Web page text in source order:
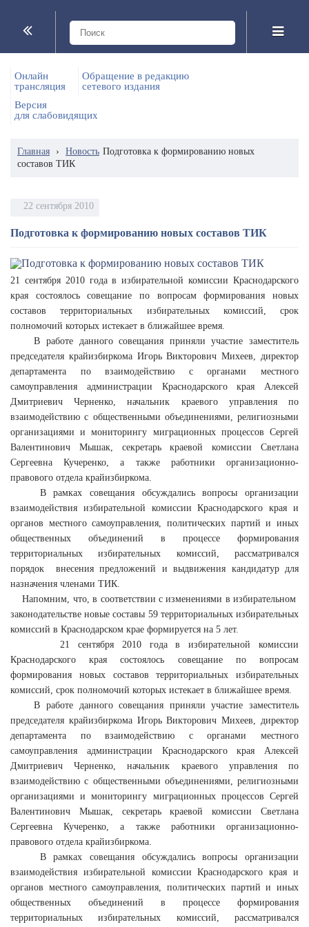
Онлайн
трансляция
Обращение в редакцию
сетевого издания
Версия
для слабовидящих
Главная › Новость Подготовка к формированию новых
составов ТИК
22 сентября 2010
Подготовка к формированию новых составов ТИК
21 сентября 2010 года в избирательной комиссии Краснодарского
края состоялось совещание по вопросам формирования новых
составов территориальных избирательных комиссий, срок
полномочий которых истекает в ближайшее время.
В работе данного совещания приняли участие заместитель
председателя крайизбиркома Игорь Викторович Михеев, директор
департамента по взаимодействию с органами местного
самоуправления администрации Краснодарского края Алексей
Дмитриевич Черненко, начальник краевого управления по
взаимодействию с общественными объединениями, религиозными
организациями и мониторингу миграционных процессов Сергей
Валентинович Мышак, секретарь краевой комиссии Светлана
Сергеевна Кучеренко, а также работники организационно-
правового отдела крайизбиркома.
В рамках совещания обсуждались вопросы организации
взаимодействия избирательной комиссии Краснодарского края и
органов местного самоуправления, политических партий и иных
общественных объединений в процессе формирования
территориальных избирательных комиссий, рассматривался
порядок внесения предложений и выдвижения кандидатур для
назначения членами ТИК.
Напомним, что, в соответствии с изменениями в избирательном
законодательстве новые составы 59 территориальных избирательных
комиссий в Краснодарском крае формируется на 5 лет.
21 сентября 2010 года в избирательной комиссии
Краснодарского края состоялось совещание по вопросам
формирования новых составов территориальных избирательных
комиссий, срок полномочий которых истекает в ближайшее время.
В работе данного совещания приняли участие заместитель
председателя крайизбиркома Игорь Викторович Михеев, директор
департамента по взаимодействию с органами местного
самоуправления администрации Краснодарского края Алексей
Дмитриевич Черненко, начальник краевого управления по
взаимодействию с общественными объединениями, религиозными
организациями и мониторингу миграционных процессов Сергей
Валентинович Мышак, секретарь краевой комиссии Светлана
Сергеевна Кучеренко, а также работники организационно-
правового отдела крайизбиркома.
В рамках совещания обсуждались вопросы организации
взаимодействия избирательной комиссии Краснодарского края и
органов местного самоуправления, политических партий и иных
общественных объединений в процессе формирования
территориальных избирательных комиссий, рассматривался